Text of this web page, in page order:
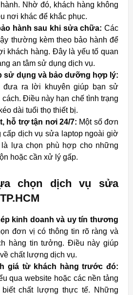
Nhờ đó, khách hàng không
nơi khác để khắc phục.
hành sau khi sửa chữa: Các
thường kèm theo bảo hành để
khách hàng. Đây là yếu tố quan
an tâm sử dụng dịch vụ.
sử dụng và bảo dưỡng hợp lý:
đưa ra lời khuyên giúp bạn sử
Điều này hạn chế tình trạng
dài tuổi thọ thiết bị.
hỗ trợ tận nơi 24/7: Một số đơn
cấp dịch vụ sửa laptop ngoài giờ
lựa chọn phù hợp cho những
hoặc cần xử lý gấp.
chọn dịch vụ sửa
kinh doanh và uy tín thương
đơn vị có thông tin rõ ràng và
hàng tin tưởng. Điều này giúp
chất lượng dịch vụ.
giá từ khách hàng trước đó:
qua website hoặc các nền tảng
chất lượng thực tế. Những